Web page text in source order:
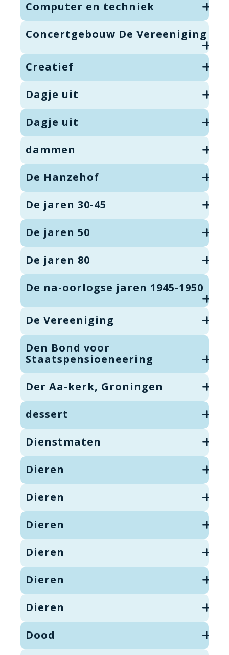
Computer en techniek
Concertgebouw De Vereeniging
Creatief
Dagje uit
Dagje uit
dammen
De Hanzehof
De jaren 30-45
De jaren 50
De jaren 80
De na-oorlogse jaren 1945-1950
De Vereeniging
Den Bond voor
Staatspensioeneering
Der Aa-kerk, Groningen
dessert
Dienstmaten
Dieren
Dieren
Dieren
Dieren
Dieren
Dieren
Dood